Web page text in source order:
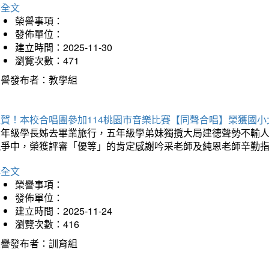
文
榮譽事項：
發佈單位：
建立時間：2025-11-30
瀏覽次數：471
發布者：教學組
！本校合唱團參加114桃園市音樂比賽【同聲合唱】榮獲國
級學長姊去畢業旅行，五年級學弟妹獨攬大局建德聲勢不輸
中，榮獲評審「優等」的肯定感謝吟采老師及純恩老師辛勤
文
榮譽事項：
發佈單位：
建立時間：2025-11-24
瀏覽次數：416
發布者：訓育組